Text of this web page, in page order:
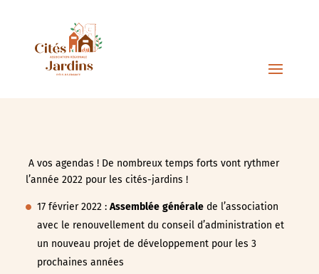
A vos agendas ! De nombreux temps forts vont rythmer
l’année 2022 pour les cités-jardins !
17 février 2022 : Assemblée généralede l’association
avec le renouvellement du conseil d’administration et
un nouveau projet de développement pour les 3
prochaines années